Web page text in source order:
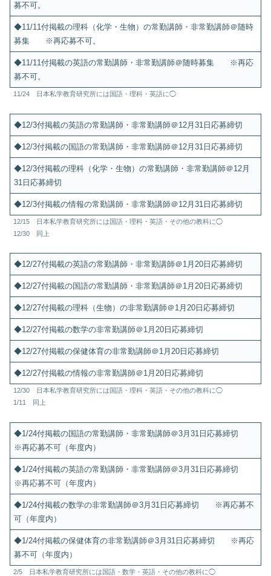
募不可。
◆11/11付掲載の理科（化学・生物）の常勤講師・非常勤講師＠随時
募集 ※再応募不可。
◆11/11付掲載の英語の常勤講師・非常勤講師＠随時募集 ※再応
募不可。
11/24 日本私学教育研究所には国語・理科・英語に◯
◆12/3付掲載の英語の常勤講師・非常勤講師＠12月31日応募締切
◆12/3付掲載の国語の常勤講師・非常勤講師＠12月31日応募締切
◆12/3付掲載の理科（化学・生物）の常勤講師・非常勤講師＠12月
31日応募締切
◆12/3付掲載の情報の常勤講師・非常勤講師＠12月31日応募締切
12/15 日本私学教育研究所には国語・理科・英語・その他の教科に◯
12/30 同上
◆12/27付掲載の英語の常勤講師・非常勤講師＠1月20日応募締切
◆12/27付掲載の国語の常勤講師・非常勤講師＠1月20日応募締切
◆12/27付掲載の理科（生物）の非常勤講師＠1月20日応募締切
◆12/27付掲載の数学の非常勤講師＠1月20日応募締切
◆12/27付掲載の保健体育の非常勤講師＠1月20日応募締切
◆12/27付掲載の情報の非常勤講師＠1月20日応募締切
12/30 日本私学教育研究所には国語・理科・英語・その他の教科に◯
1/11 同上
◆1/24付掲載の国語の常勤講師・非常勤講師＠3月31日応募締切
※再応募不可（年度内）
◆1/24付掲載の英語の常勤講師・非常勤講師＠3月31日応募締切
※再応募不可（年度内）
◆1/24付掲載の数学の非常勤講師＠3月31日応募締切 ※再応募不
可（年度内）
◆1/24付掲載の保健体育の非常勤講師＠3月31日応募締切 ※再応
募不可（年度内）
2/5 日本私学教育研究所には国語・数学・英語・その他の教科に◯